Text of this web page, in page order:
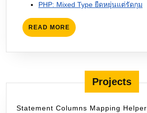
PHP: Mixed Type ยืดหยุ่นแต่รัดกุม
READ MORE READ
MORE
Projects
Statement Columns Mapping Helper